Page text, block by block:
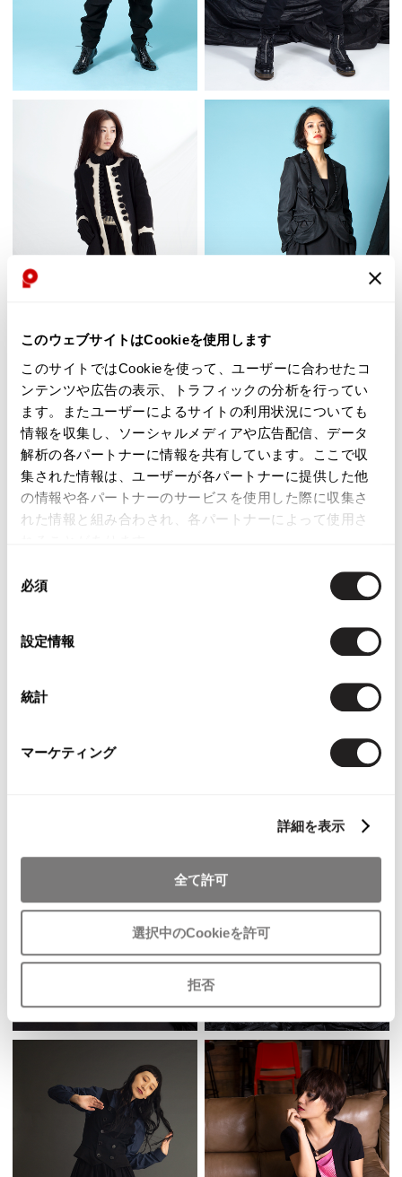
このウェブサイトはCookieを使用します
このサイトではCookieを使って、ユーザーに合わせたコ
ンテンツや広告の表示、トラフィックの分析を行ってい
ます。またユーザーによるサイトの利用状況についても
情報を収集し、ソーシャルメディアや広告配信、データ
解析の各パートナーに情報を共有しています。ここで収
集された情報は、ユーザーが各パートナーに提供した他
の情報や各パートナーのサービスを使用した際に収集さ
れた情報と組み合わされ、各パートナーによって使用さ
必須
設定情報
統計
マーケティング
詳細を表示
全て許可
選択中のCookieを許可
拒否